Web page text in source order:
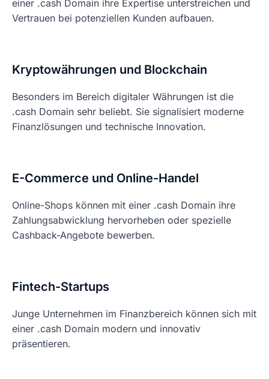
einer .cash Domain ihre Expertise unterstreichen und
Vertrauen bei potenziellen Kunden aufbauen.
Kryptowährungen und Blockchain
Besonders im Bereich digitaler Währungen ist die
.cash Domain sehr beliebt. Sie signalisiert moderne
Finanzlösungen und technische Innovation.
E-Commerce und Online-Handel
Online-Shops können mit einer .cash Domain ihre
Zahlungsabwicklung hervorheben oder spezielle
Cashback-Angebote bewerben.
Fintech-Startups
Junge Unternehmen im Finanzbereich können sich mit
einer .cash Domain modern und innovativ
präsentieren.